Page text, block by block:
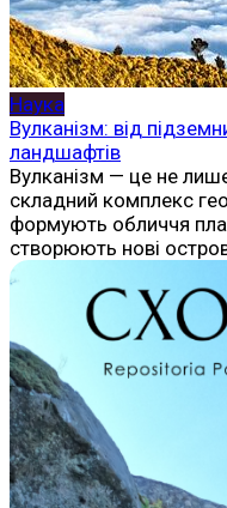
Наука
Вулканізм: від
ландшафтів
Вулканізм — це не
складний комплекс
формують обличчя
створюють нові